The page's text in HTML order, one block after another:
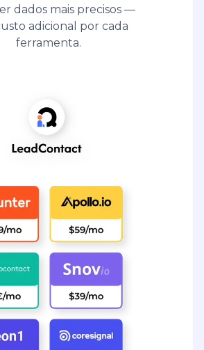
dados mais precisos —
adicional por cada
ferramenta.